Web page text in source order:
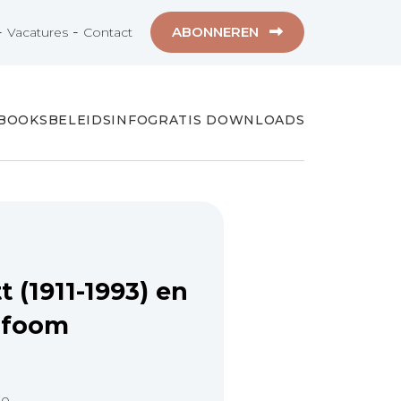
Vacatures - Contact ABONNEREN
BELEIDSINFOGRATIS DOWNLOADS
1993) en